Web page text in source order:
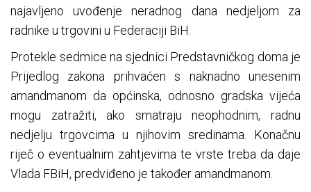
najavljeno uvođenje neradnog dana nedjeljom za
radnike u trgovini u Federaciji BiH.
Protekle sedmice na sjednici Predstavničkog doma je
Prijedlog zakona prihvaćen s naknadno unesenim
amandmanom da općinska, odnosno gradska vijeća
mogu zatražiti, ako smatraju neophodnim, radnu
nedjelju trgovcima u njihovim sredinama. Konačnu
riječ o eventualnim zahtjevima te vrste treba da daje
Vlada FBiH, predviđeno je također amandmanom.